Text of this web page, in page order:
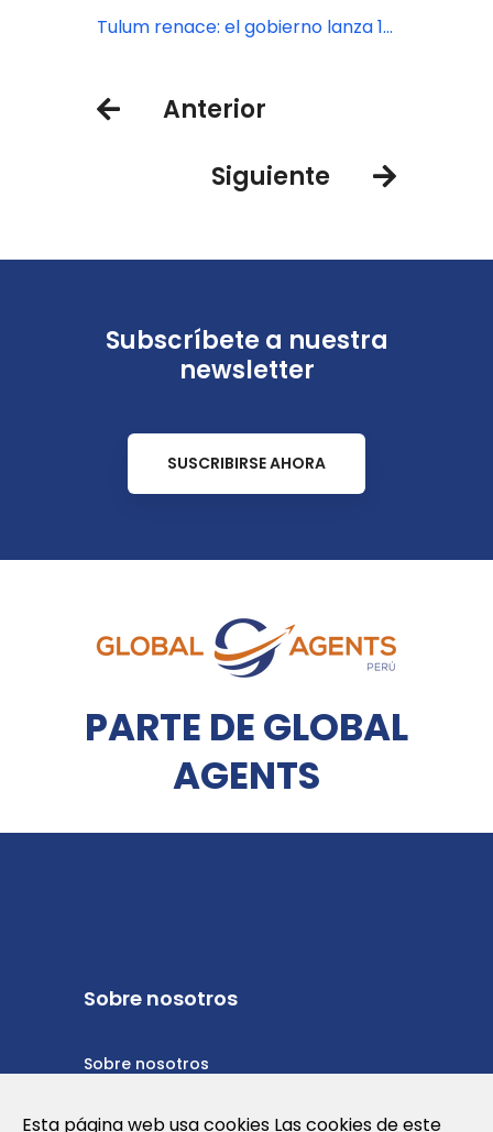
Tulum renace: el gobierno lanza 10
Anterior
Siguiente
Subscríbete a nuestra
newsletter
SUSCRIBIRSE AHORA
PARTE DE GLOBAL
AGENTS
Sobre nosotros
Sobre nosotros
Esta página web usa cookies Las cookies de este